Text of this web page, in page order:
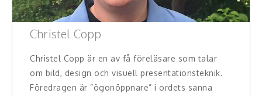
Christel Copp
Christel Copp är en av få föreläsare som talar
om bild, design och visuell presentationsteknik.
Föredragen är ”ögonöppnare” i ordets sanna